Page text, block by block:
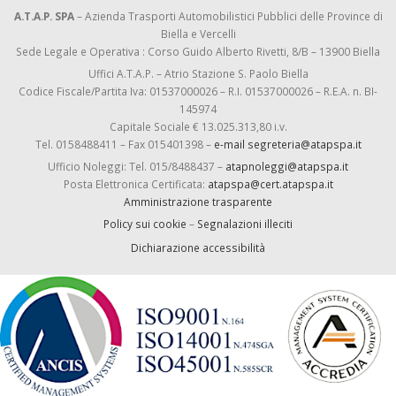
A.T.A.P. SPA– Azienda Trasporti Automobilistici Pubblici delle Province di
Biella e Vercelli
Sede Legale e Operativa : Corso Guido Alberto Rivetti, 8/B – 13900 Biella
Uffici A.T.A.P. – Atrio Stazione S. Paolo Biella
Codice Fiscale/Partita Iva: 01537000026 – R.I. 01537000026 – R.E.A. n. BI-
145974
Capitale Sociale € 13.025.313,80 i.v.
Tel. 0158488411 – Fax 015401398 – e-mail segreteria@atapspa.it
Ufficio Noleggi: Tel. 015/8488437 – atapnoleggi@atapspa.it
Posta Elettronica Certificata: atapspa@cert.atapspa.it
Amministrazione trasparente
Policy sui cookie – Segnalazioni illeciti
Dichiarazione accessibilità